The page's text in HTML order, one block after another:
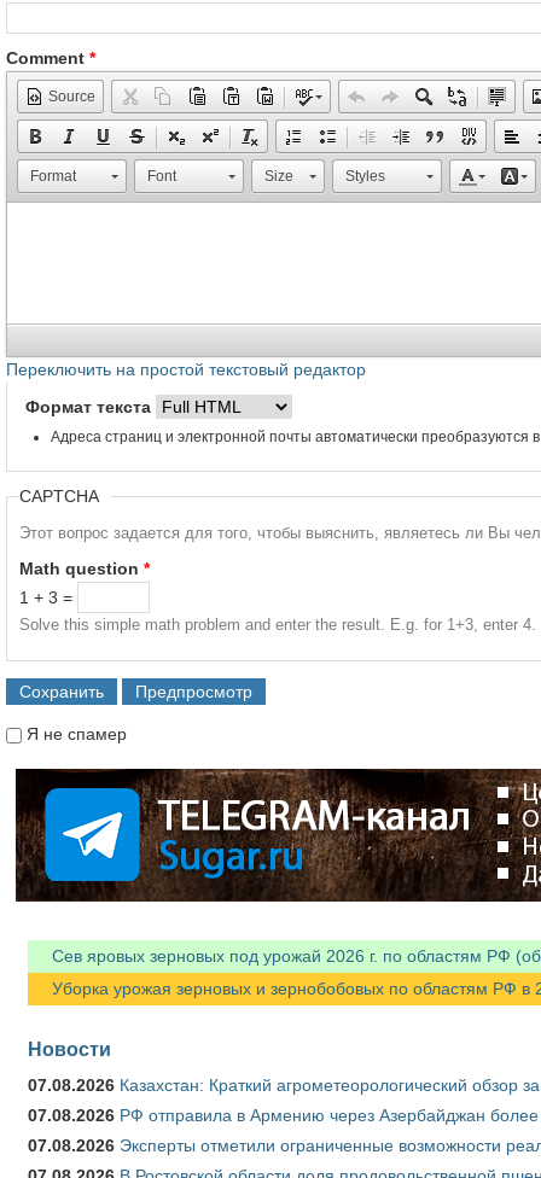
Comment *
Source
Format Font Size Styles
Переключить на простой текстовый редактор
Формат текста
Адреса страниц и электронной почты автоматически преобразуются
CAPTCHA
Этот вопрос задается для того, чтобы выяснить, являетесь ли Вы
Math question *
1 + 3 =
Solve this simple math problem and enter the result. E.g. for 1+3, enter 4.
Я не спамер
Сев яровых зерновых под урожай 2026 г. по областям РФ
Уборка урожая зерновых и зернобобовых по областям РФ в
Новости
07.08.2026 Казахстан: Краткий агрометеорологический обзор
07.08.2026 РФ отправила в Армению через Азербайджан более
07.08.2026 Эксперты отметили ограниченные возможности